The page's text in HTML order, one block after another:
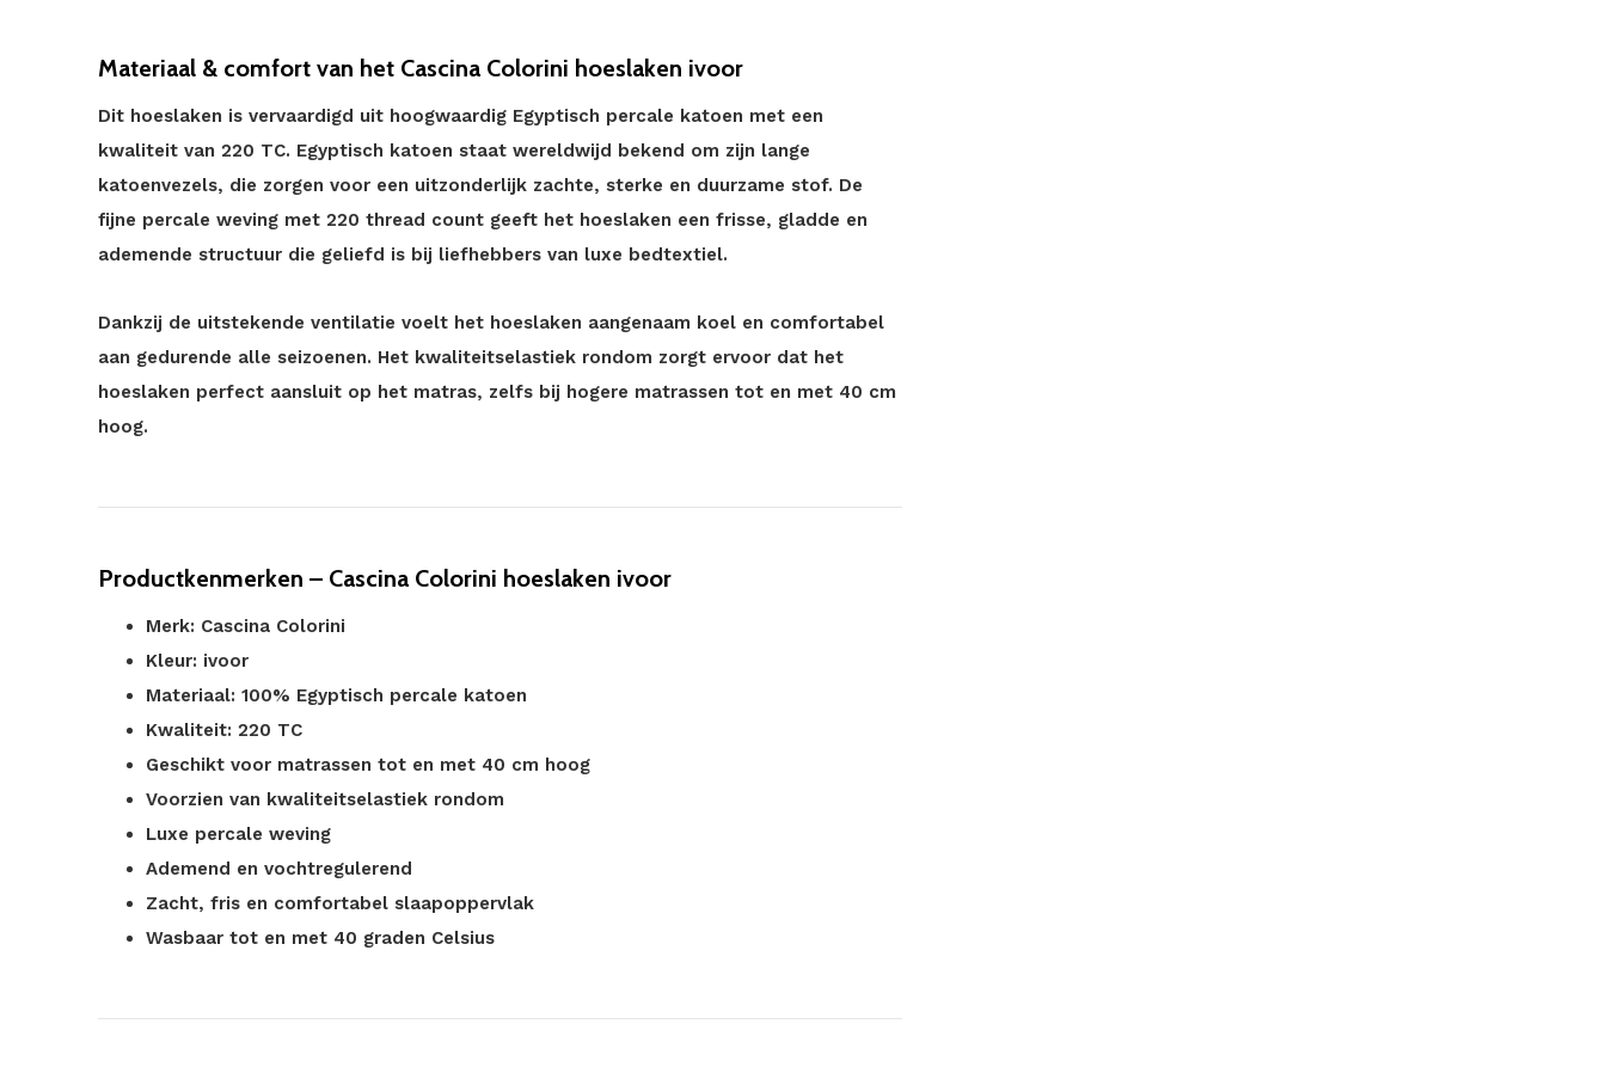
Materiaal & comfort van het Cascina Colorini hoeslaken ivoor
Dit hoeslaken is vervaardigd uit hoogwaardig Egyptisch percale katoen met een
kwaliteit van 220 TC. Egyptisch katoen staat wereldwijd bekend om zijn lange
katoenvezels, die zorgen voor een uitzonderlijk zachte, sterke en duurzame stof. De
fijne percale weving met 220 thread count geeft het hoeslaken een frisse, gladde en
ademende structuur die geliefd is bij liefhebbers van luxe bedtextiel.
Dankzij de uitstekende ventilatie voelt het hoeslaken aangenaam koel en comfortabel
aan gedurende alle seizoenen. Het kwaliteitselastiek rondom zorgt ervoor dat het
hoeslaken perfect aansluit op het matras, zelfs bij hogere matrassen tot en met 40 cm
hoog.
Productkenmerken – Cascina Colorini hoeslaken ivoor
Merk: Cascina Colorini
Kleur: ivoor
Materiaal: 100% Egyptisch percale katoen
Kwaliteit: 220 TC
Geschikt voor matrassen tot en met 40 cm hoog
Voorzien van kwaliteitselastiek rondom
Luxe percale weving
Ademend en vochtregulerend
Zacht, fris en comfortabel slaapoppervlak
Wasbaar tot en met 40 graden Celsius